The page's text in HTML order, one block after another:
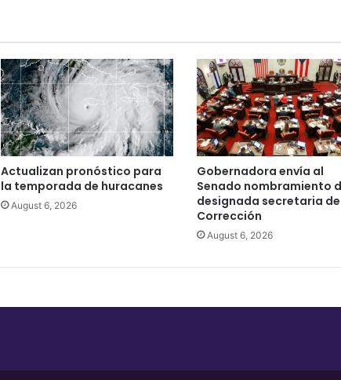
Actualizan pronóstico para
la temporada de huracanes
August 6, 2026
Gobernadora envía al
Senado nombramiento
designada secretaria de
Corrección
August 6, 2026